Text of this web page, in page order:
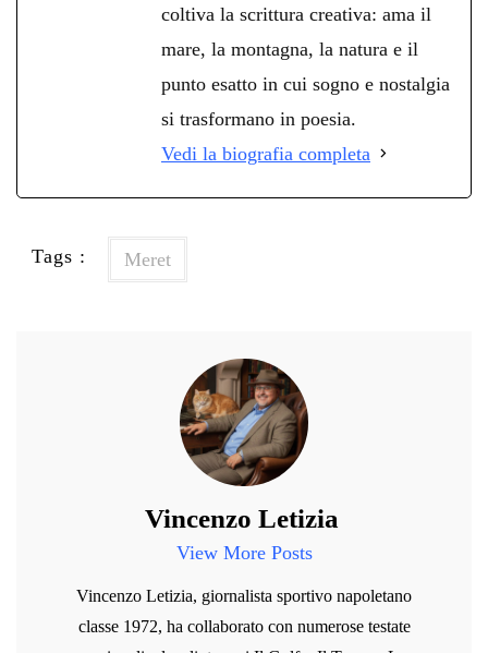
coltiva la scrittura creativa: ama il
mare, la montagna, la natura e il
punto esatto in cui sogno e nostalgia
si trasformano in poesia.
Vedi la biografia completa
Tags : Meret
Vincenzo Letizia
View More Posts
Vincenzo Letizia, giornalista sportivo napoletano
classe 1972, ha collaborato con numerose testate